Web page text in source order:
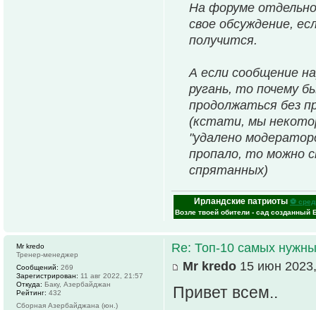
На форуме
свое обсуждение,
получится.
А если сообщение
ругань, то почему
продолжаться без
(кстати, мы
"удалено
пропало, то можно
спрятанных)
Ирландские патриоты ⚽
Возле твоей обители - сад созданный
Re: Топ-10 самых
Mr kredo 15 июн
Привет всем..
Mr kredo
Тренер-менеджер
Сообщений: 269
Зарегистрирован: 11 авг 2022, 21:57
Откуда: Баку, Азербайджан
Рейтинг: 432
Сборная Азербайджана (юн.)